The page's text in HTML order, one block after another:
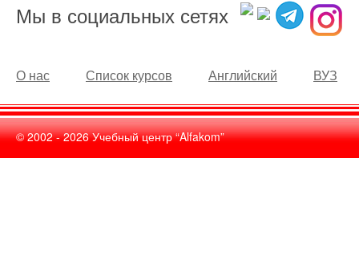
Мы в социальных сетях
О нас Список курсов Английский ВУЗ
© 2002 -2026Учебный центр “Alfakom”